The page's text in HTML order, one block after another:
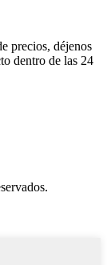
precios, déjenos
dentro de las 24